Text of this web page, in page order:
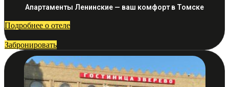
Апартаменты Ленинские — ваш комфорт в Томске
Подробнее о отеле
Забронировать